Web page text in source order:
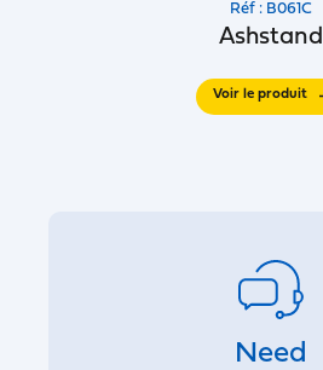
Réf : B061C
Ashstand
Voir le produit
Need